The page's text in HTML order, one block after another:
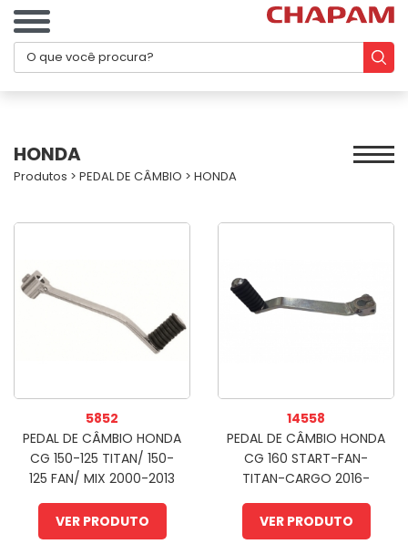
HONDA
Produtos > PEDAL DE CÂMBIO > HONDA
5852
PEDAL DE CÂMBIO HONDA
CG 150-125 TITAN/ 150-
125 FAN/ MIX 2000-2013
(ZIB)
VER PRODUTO
14558
PEDAL DE CÂMBIO HONDA
CG 160 START-FAN-
TITAN-CARGO 2016-
ATUAL (ZIB)
VER PRODUTO